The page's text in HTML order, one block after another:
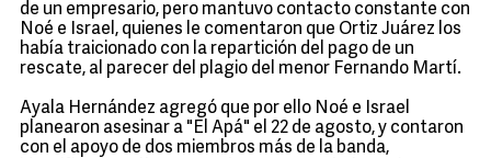
de un empresario, pero mantuvo contacto constante con
Noé e Israel, quienes le comentaron que Ortiz Juárez los
había traicionado con la repartición del pago de un
rescate, al parecer del plagio del menor Fernando Martí.
Ayala Hernández agregó que por ello Noé e Israel
planearon asesinar a "El Apá" el 22 de agosto, y contaron
con el apoyo de dos miembros más de la banda,